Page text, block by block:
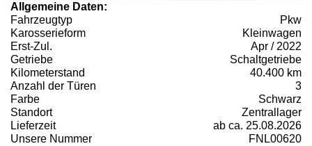
Allgemeine Daten:
Fahrzeugtyp
Pkw
Karosserieform
Kleinwagen
Erst-Zul.
Apr / 2022
Getriebe
Schaltgetriebe
Kilometerstand
40.400 km
Anzahl der Türen
3
Farbe
Schwarz
Standort
Zentrallager
Lieferzeit
ab ca. 25.08.2026
Unsere Nummer
FNL00620